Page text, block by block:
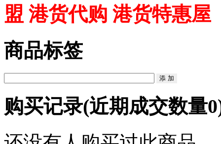
盟 港货代购 港货特惠屋
商品标签
购买记录(近期成交数量0